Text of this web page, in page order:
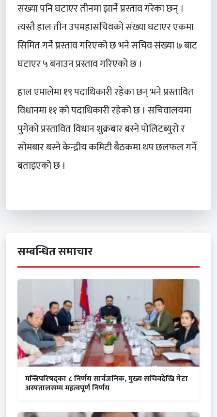
संख्या पनि घटाएर तीनमा झार्ने प्रस्ताव गरेका छन् ।
त्यस्तै हाल तीन उपमहासचिवको संख्या घटाएर एकमा
सिमित गर्ने प्रस्ताव गरिएको छ भने सचिव संख्या ७ बाट
घटाएर ५ बनाउन प्रस्ताव गरिएको छ ।
हाल एमालेमा १९ पदाधिकारी रहेका छन् भने प्रस्तावित
विधानमा ११ को पदाधिकारी रहेको छ । सचिवालयमा
पुगेको प्रस्तावित विधान शुक्रबार बस्ने पोलिटब्युरो र
सोमबार बस्ने केन्द्रीय कमिटी बैठकमा थप छलफल गर्ने
बताइएको छ ।
सम्बन्धित समाचार
मन्त्रिपरिषद्का ८ निर्णय सार्वजनिक, मुख्य सचिवदेखि गेटा
अस्पतालसम्म महत्वपूर्ण निर्णय